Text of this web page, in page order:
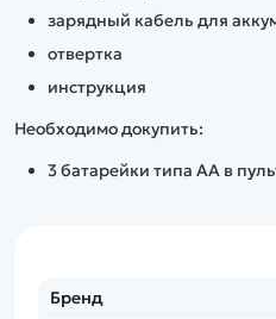
зарядный кабель для
отвертка
инструкция
Необходимо докупить:
3 батарейки типа АА в
Бренд